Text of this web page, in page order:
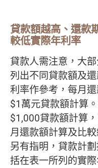
貸款額越高、還款
較低實際年利率
貸款人需注意，大
列出不同貸款額及
利率作參考，每月
$1萬元貸款額計算
$1,000貸款額計算
月還款額計算及比
另有指明，貸款計
括在表一所列的實際